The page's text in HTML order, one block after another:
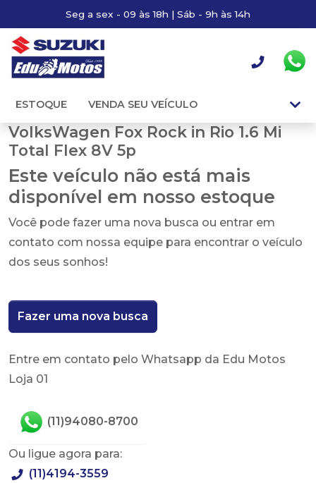
Seg a sex - 09 às 18h | Sáb - 9h às 14h
ESTOQUE VENDA SEU VEÍCULO
VolksWagen Fox Rock in Rio 1.6 Mi
Total Flex 8V 5p
Este veículo não está mais
disponível em nosso estoque
Você pode fazer uma nova busca ou entrar em
contato com nossa equipe para encontrar o veículo
dos seus sonhos!
Fazer uma nova busca
Entre em contato pelo Whatsapp da Edu Motos
Loja 01
(11)94080-8700
Ou ligue agora para:
(11)4194-3559